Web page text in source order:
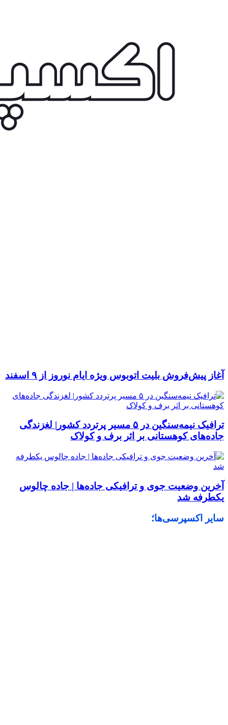
آغاز پیش‌فروش بلیت اتوبوس ویژه ایام نوروز از ۹ اسفند
ترافیک نیمه‌سنگین در ۵ مسیر پرتردد کشور| لغزندگی
جاده‌های کوهستانی بر اثر برف و کولاک
آخرین وضعیت جوی و ترافیکی جاده‌ها | جاده چالوس
یکطرفه شد
سایر اکسپرسی‌ها؛